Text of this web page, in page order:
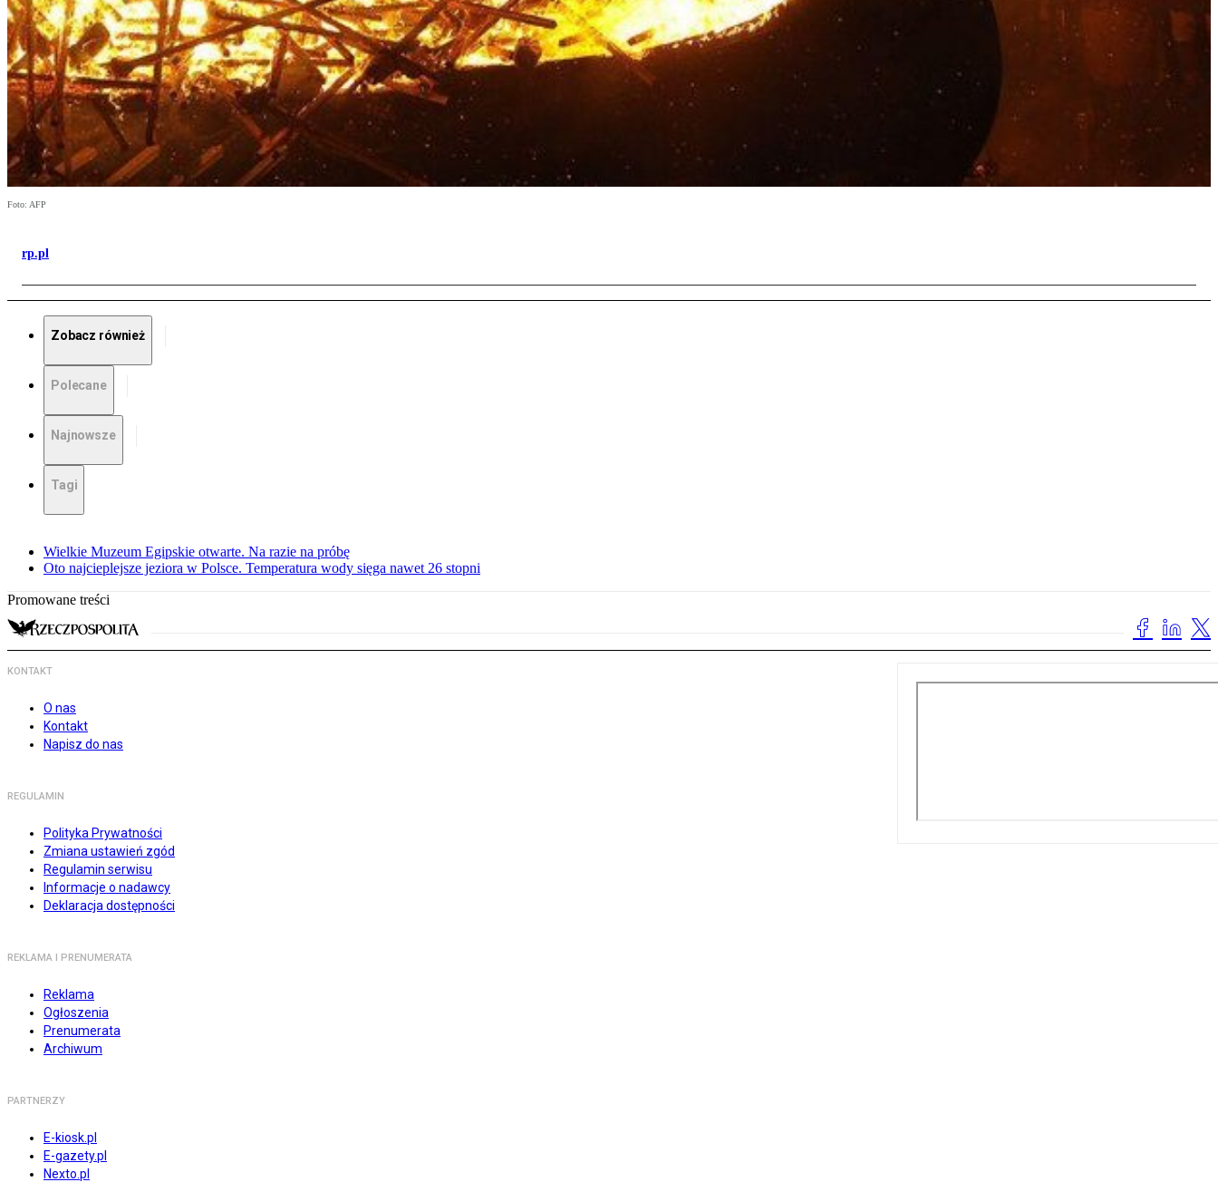
Foto: AFP
rp.pl
Zobacz również
Polecane
Najnowsze
Tagi
Wielkie Muzeum Egipskie otwarte. Na razie na próbę
Oto najcieplejsze jeziora w Polsce. Temperatura wody sięga nawet 26 stopni
Promowane treści
KONTAKT
O nas
Kontakt
Napisz do nas
REGULAMIN
Polityka Prywatności
Zmiana ustawień zgód
Regulamin serwisu
Informacje o nadawcy
Deklaracja dostępności
REKLAMA I PRENUMERATA
Reklama
Ogłoszenia
Prenumerata
Archiwum
PARTNERZY
E-kiosk.pl
E-gazety.pl
Nexto.pl